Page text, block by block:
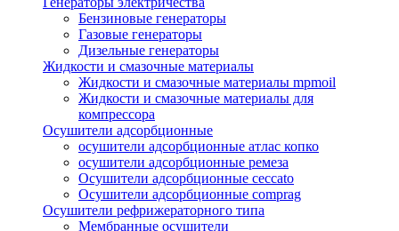
Бензиновые генераторы
Газовые генераторы
Дизельные генераторы
Жидкости и смазочные материалы
Жидкости и смазочные материалы mpmoil
Жидкости и смазочные материалы для
компрессора
Осушители адсорбционные
осушители адсорбционные атлас копко
осушители адсорбционные ремеза
Осушители адсорбционные ceccato
Осушители адсорбционные comprag
Осушители рефрижераторного типа
Мембранные осушители